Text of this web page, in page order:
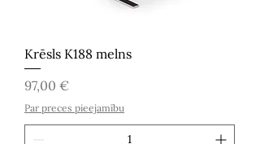
Krēsls K188 melns
Cena
97,00 €
Par preces pieejamību